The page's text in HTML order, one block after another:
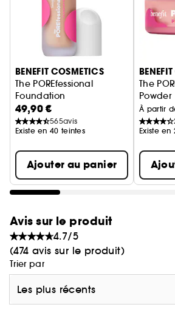
un éclat bronzé et radiant
Conseils beauté :
- Pour un bronzage doux et
mouvements circulaires légers.
- Pour un contouring défini,
pommettes, le long de la
des cheveux.
Ignorer le carrousel produits
BENEFIT COSMETICS
The POREfessional
Foundation
fond de teint lissant & floutant à la
49,90 €
565avis
Existe en 40 teintes
Ajouter au panier
The
Powder
Poudre
À partir
Existe en
Avis sur le produit
4.7/5
(474 avis sur le produit)
Trier par
Les plus récents